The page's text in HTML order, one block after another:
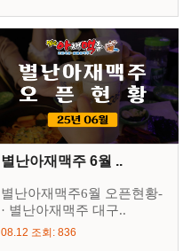
별난아재맥주 6월 ..
별난아재맥주6월 오픈현황-
· 별난아재맥주 대구..
08.12 조회: 836